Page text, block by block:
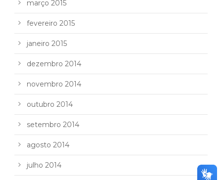
março 2015
fevereiro 2015
janeiro 2015
dezembro 2014
novembro 2014
outubro 2014
setembro 2014
agosto 2014
julho 2014